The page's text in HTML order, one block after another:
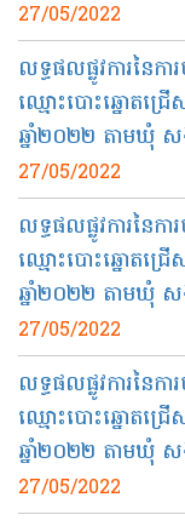
27/05/2022
លទ្ធផលផ្លូវការនៃ
ឈ្មោះបោះឆ្នោតជ្រ
ឆ្នាំ២០២២ តាមឃុំ សង្
27/05/2022
លទ្ធផលផ្លូវការនៃ
ឈ្មោះបោះឆ្នោតជ្រ
ឆ្នាំ២០២២ តាមឃុំ សង្
27/05/2022
លទ្ធផលផ្លូវការនៃ
ឈ្មោះបោះឆ្នោតជ្រ
ឆ្នាំ២០២២ តាមឃុំ សង្
27/05/2022